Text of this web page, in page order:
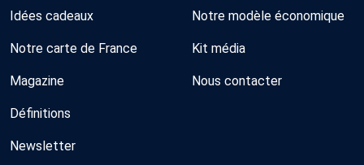
Idées cadeaux
Notre carte de France
Magazine
Définitions
Newsletter
Notre modèle économique
Kit média
Nous contacter